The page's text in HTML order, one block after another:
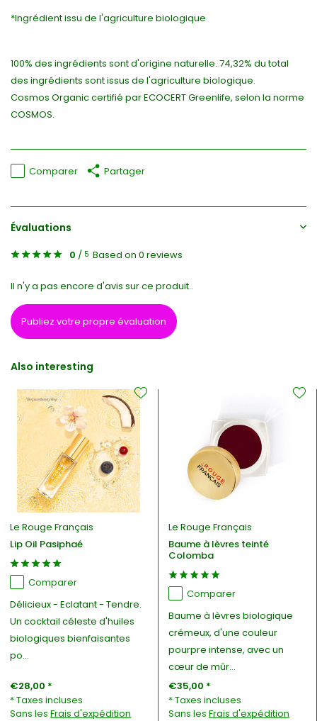
*Ingrédient issu de l'agriculture biologique
100% des ingrédients sont d'origine naturelle. 74,32% du total
des ingrédients sont issus de l'agriculture biologique.
Cosmos Organic certifié par ECOCERT Greenlife, selon la norme
COSMOS.
Comparer Partager
Évaluations
0 / 5 Based on 0 reviews
Il n'y a pas encore d'avis sur ce produit..
Publiez votre propre évaluation
Also interesting
Le Rouge Français
Lip Oil Pasiphaé
Comparer
Délicieux - Eclatant - Tendre.
Un cocktail céleste d'huiles
biologiques bienfaisantes
po...
€28,00 *
* Taxes incluses
Sans lesFrais d'expédition
Le Rouge Français
Baume à lèvres teinté
Colomba
Comparer
Baume à lèvres biologique
crémeux, d'une couleur
pourpre intense, avec un
cœur de mûr...
€35,00 *
* Taxes incluses
Sans les Frais d'expédition